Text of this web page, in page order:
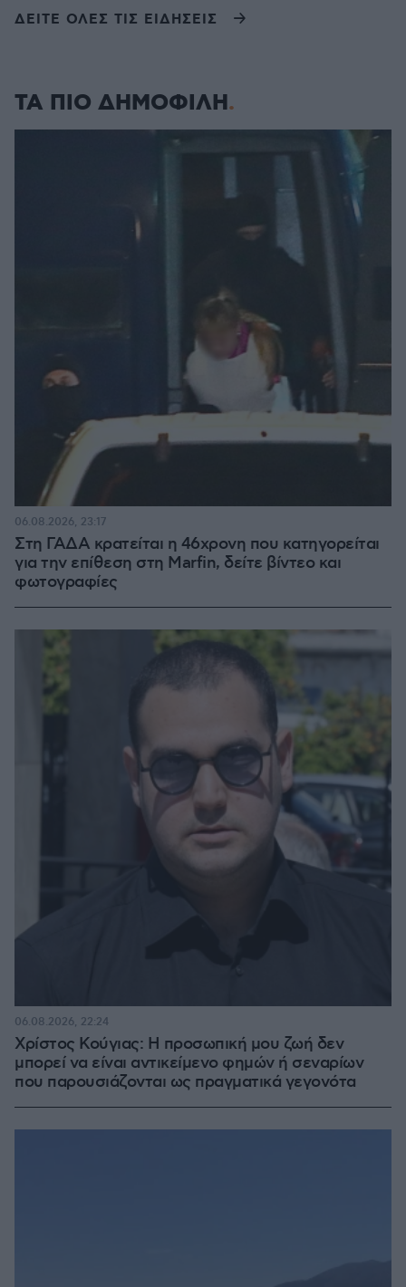
ΔΕΙΤΕ ΟΛΕΣ ΤΙΣ ΕΙΔΗΣΕΙΣ
ΤΑ ΠΙΟ ΔΗΜΟΦΙΛΗ
Στη ΓΑΔΑ κρατείται η 46χρονη που κατηγορείται
για την επίθεση στη Marfin, δείτε βίντεο και
φωτογραφίες
06.08.2026, 23:17
Χρίστος Κούγιας: Η προσωπική μου ζωή δεν
μπορεί να είναι αντικείμενο φημών ή σεναρίων
που παρουσιάζονται ως πραγματικά γεγονότα
06.08.2026, 22:24